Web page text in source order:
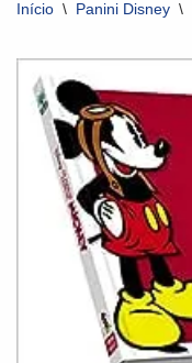
Início \ Panini Disney \